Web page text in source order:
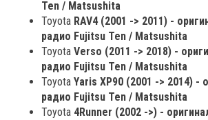
Ten / Matsushita
Toyota RAV4 (2001 -> 2011) -
радио Fujitsu Ten / Matsushita
Toyota Verso (2011 -> 2018) -
радио Fujitsu Ten / Matsushita
Toyota Yaris XP90 (2001 -> 2014) -
радио Fujitsu Ten / Matsushita
Toyota 4Runner (2002 ->) -